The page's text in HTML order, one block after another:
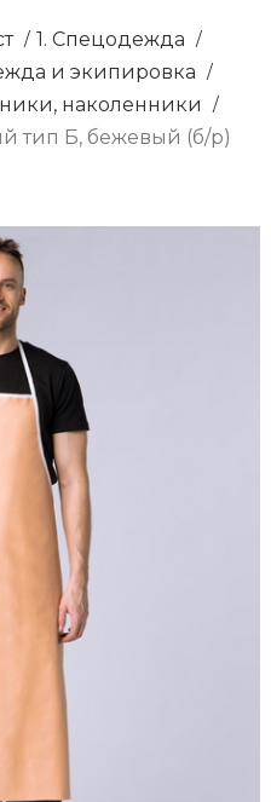
/ 1. Спецодежда /
и экипировка /
наколенники /
тип Б, бежевый (б/р)